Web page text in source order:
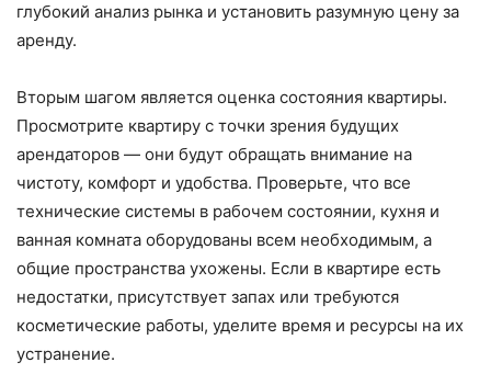
глубокий анализ рынка и установить разумную цену за
аренду.
Вторым шагом является оценка состояния квартиры.
Просмотрите квартиру с точки зрения будущих
арендаторов — они будут обращать внимание на
чистоту, комфорт и удобства. Проверьте, что все
технические системы в рабочем состоянии, кухня и
ванная комната оборудованы всем необходимым, а
общие пространства ухожены. Если в квартире есть
недостатки, присутствует запах или требуются
косметические работы, уделите время и ресурсы на их
устранение.